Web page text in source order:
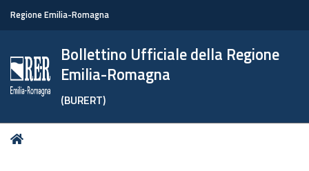
Regione Emilia-Romagna
Bollettino Ufficiale della Regione
Emilia-Romagna
(BURERT)
Tu